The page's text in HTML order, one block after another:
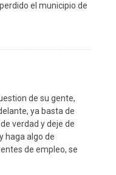
el municipio de
de su gente,
ya basta de
verdad y deje de
haga algo de
de empleo, se